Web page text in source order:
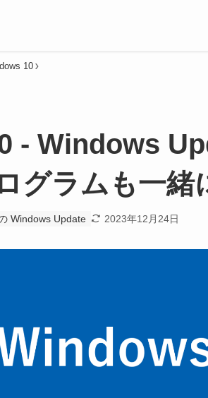
10
- Windows
グラムも一緒
Windows Update 2023年12月24日